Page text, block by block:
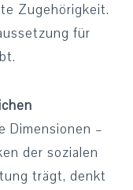
Zugehörigkeit.
für
Dimensionen –
der sozialen
trägt, denkt